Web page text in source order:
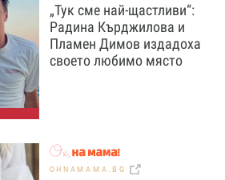
„Тук сме най-щастливи“:
Радина Кърджилова и
Пламен Димов издадоха
своето любимо място
OHNAMAMA.BG